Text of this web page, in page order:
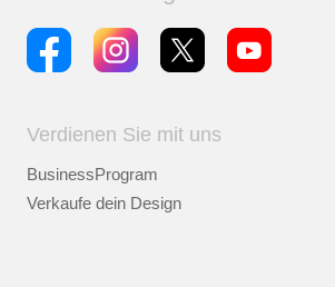
Verdienen Sie mit uns
BusinessProgram
Verkaufe dein Design